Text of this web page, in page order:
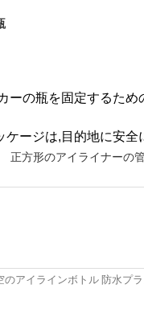
の瓶を固定するた
ージは,目的地に安
正方形のアイライナーの